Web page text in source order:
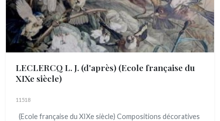
LECLERCQ L. J. (d'après) (Ecole française du
XIXe siècle)
11518
(Ecole française du XIXe siècle) Compositions décoratives